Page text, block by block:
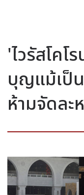
'ไวรัสโค
บุญแม้เป็
ห้ามจัดล